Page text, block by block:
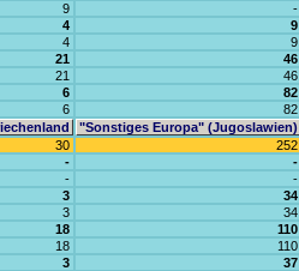
9 -
4 9
4 9
21 46
21 46
6 82
6 82
"Sonstiges Europa" (Jugoslawien)
30 252
- -
- -
3 34
3 34
18 110
18 110
3 37